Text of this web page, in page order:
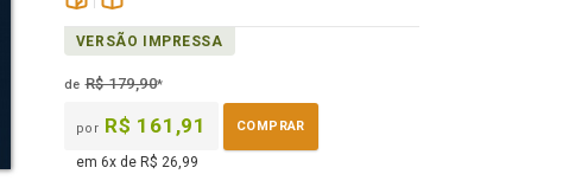
páginasDisponível
na
VERSÃO IMPRESSA
deR$ 179,90*
por R$ 161,91 COMPRAR
em 6x de R$ 26,99